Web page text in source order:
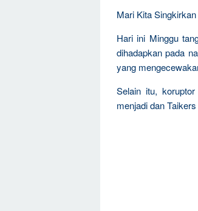
Mari Kita
Hari ini Minggu
dihadapkan pada
yang
Selain itu,
menjadi dan